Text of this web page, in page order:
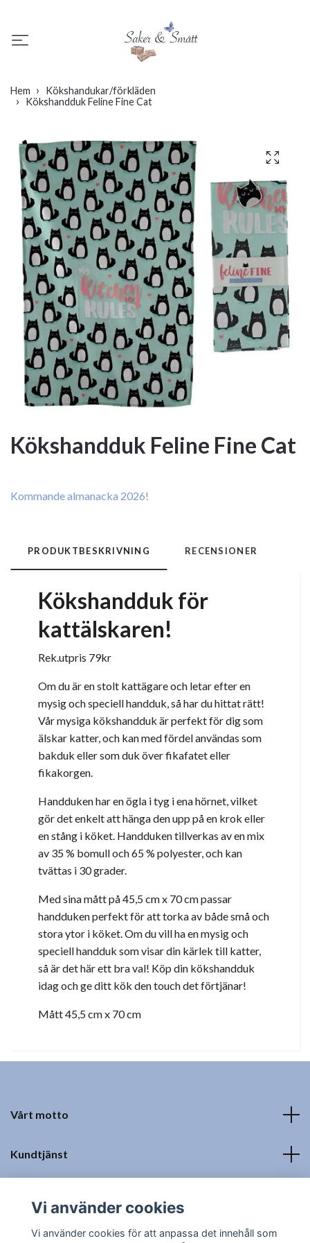
Hem
Kökshandukar/förkläden
Kökshandduk Feline Fine Cat
Kökshandduk Feline Fine Cat
Kommande almanacka 2026!
PRODUKTBESKRIVNING RECENSIONER
Kökshandduk för
kattälskaren!
Rek.utpris 79kr
Om du är en stolt kattägare och letar efter en
mysig och speciell handduk, så har du hittat rätt!
Vår mysiga kökshandduk är perfekt för dig som
älskar katter, och kan med fördel användas som
bakduk eller som duk över fikafatet eller
fikakorgen.
Handduken har en ögla i tyg i ena hörnet, vilket
gör det enkelt att hänga den upp på en krok eller
en stång i köket. Handduken tillverkas av en mix
av 35 % bomull och 65 % polyester, och kan
tvättas i 30 grader.
Med sina mått på 45,5 cm x 70 cm passar
handduken perfekt för att torka av både små och
stora ytor i köket. Om du vill ha en mysig och
speciell handduk som visar din kärlek till katter,
så är det här ett bra val! Köp din kökshandduk
idag och ge ditt kök den touch det förtjänar!
Mått 45,5 cm x 70 cm
Vårt motto
Kundtjänst
Sociala medier
Vi använder cookies
Vi använder cookies för att anpassa det innehåll som